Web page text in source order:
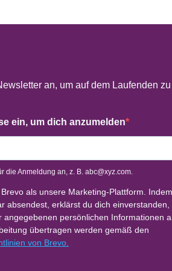
an, um auf dem Laufenden zu
ein, um dich anzumelden
die Anmeldung an, z. B. abc@xyz.com.
als unsere Marketing-Plattform. Indem
absendest, erklärst du dich einverstanden,
angegebenen persönlichen Informationen
übertragen werden gemäß den
von Brevo.